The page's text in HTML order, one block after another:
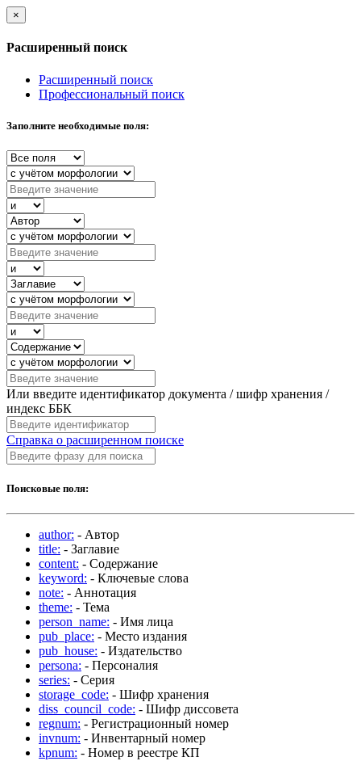
×
Расширенный поиск
Расширенный поиск
Профессиональный поиск
Заполните необходимые поля:
Или введите идентификатор документа / шифр хранения /
индекс ББК
Справка о расширенном поиске
Поисковые поля:
author: - Автор
title: - Заглавие
content: - Содержание
keyword: - Ключевые слова
note: - Аннотация
theme: - Тема
person_name: - Имя лица
pub_place: - Место издания
pub_house: - Издательство
persona: - Персоналия
series: - Серия
storage_code: - Шифр хранения
diss_council_code: - Шифр диссовета
regnum: - Регистрационный номер
invnum: - Инвентарный номер
kpnum: - Номер в реестре КП